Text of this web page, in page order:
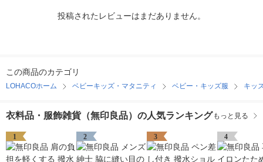
投稿されたレビューはまだありません。
この商品のカテゴリ
LOHACOホーム ベビーキッズ・マタニティ ベビー・キッズ服 キッ
衣料品・服飾雑貨（無印良品）の人気ランキング もっと見る
1 2 3 4